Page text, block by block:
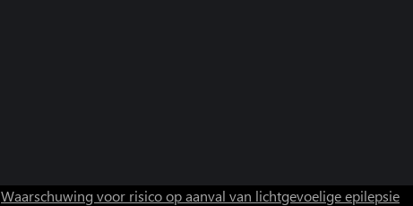
Waarschuwing voor risico op aanval van lichtgevoelige epilepsie